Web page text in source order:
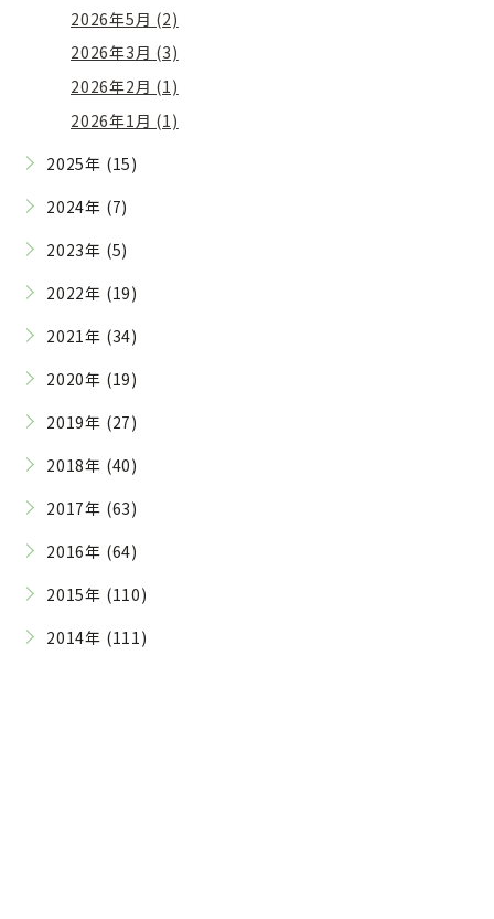
2026年5月 (2)
2026年3月 (3)
2026年2月 (1)
2026年1月 (1)
2025年 (15)
2024年 (7)
2023年 (5)
2022年 (19)
2021年 (34)
2020年 (19)
2019年 (27)
2018年 (40)
2017年 (63)
2016年 (64)
2015年 (110)
2014年 (111)